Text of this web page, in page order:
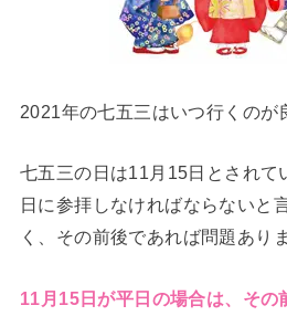
2021年の七五三はいつ行くのが
七五三の日は11月15日とされて
日に参拝しなければならないと
く、その前後であれば問題あり
11月15日が平日の場合は、その